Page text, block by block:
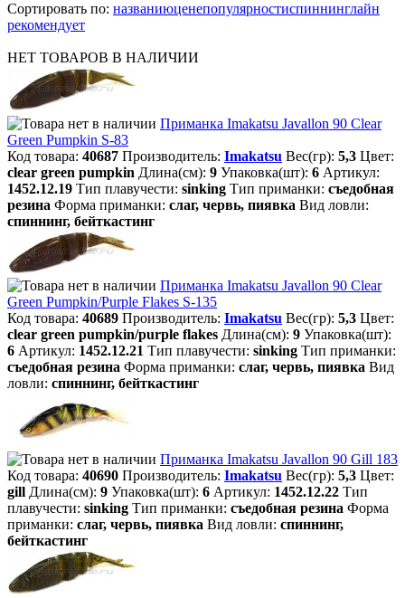
Сортировать по: названиюценепопулярностиспиннинглайн
рекомендует
НЕТ ТОВАРОВ В НАЛИЧИИ
Приманка Imakatsu Javallon 90 Clear
Green Pumpkin S-83
Код товара: 40687 Производитель: Imakatsu Вес(гр): 5,3 Цвет:
clear green pumpkin Длина(см): 9 Упаковка(шт): 6 Артикул:
1452.12.19 Тип плавучести: sinking Тип приманки: съедобная
резина Форма приманки: слаг, червь, пиявка Вид ловли:
спиннинг, бейткастинг
Приманка Imakatsu Javallon 90 Clear
Green Pumpkin/Purple Flakes S-135
Код товара: 40689 Производитель: Imakatsu Вес(гр): 5,3 Цвет:
clear green pumpkin/purple flakes Длина(см): 9 Упаковка(шт):
6 Артикул: 1452.12.21 Тип плавучести: sinking Тип приманки:
съедобная резина Форма приманки: слаг, червь, пиявка Вид
ловли: спиннинг, бейткастинг
Приманка Imakatsu Javallon 90 Gill 183
Код товара: 40690 Производитель: Imakatsu Вес(гр): 5,3 Цвет:
gill Длина(см): 9 Упаковка(шт): 6 Артикул: 1452.12.22 Тип
плавучести: sinking Тип приманки: съедобная резина Форма
приманки: слаг, червь, пиявка Вид ловли: спиннинг,
бейткастинг